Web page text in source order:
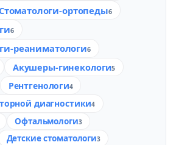
Стоматологи-ортопеды6
6
реаниматологи6
Акушеры-гинекологи5
Рентгенологи4
диагностики4
Офтальмологи3
Детские стоматологи3